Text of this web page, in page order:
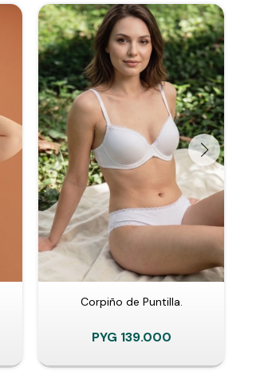
Corpiño de Puntilla.
PYG 139.000